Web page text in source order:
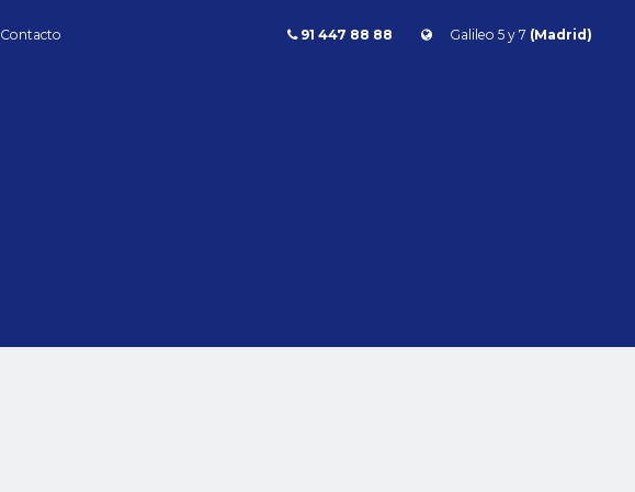
Contacto 91 447 88 88 Galileo 5 y 7 (Madrid)